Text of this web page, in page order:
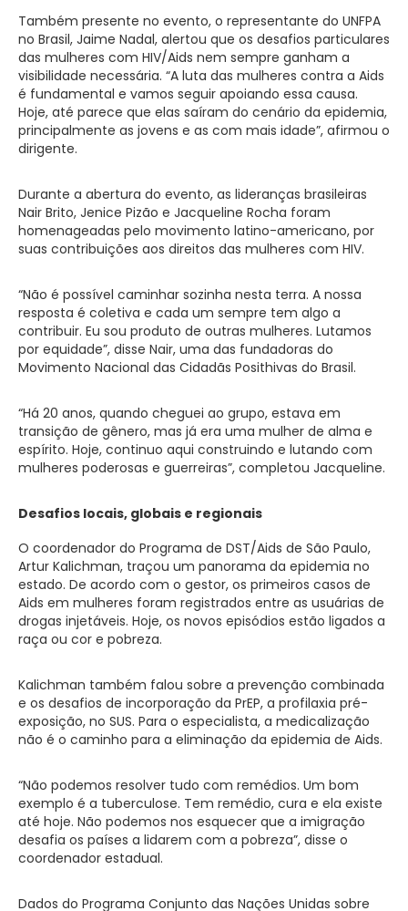
Também presente no evento, o representante do UNFPA
no Brasil, Jaime Nadal, alertou que os desafios particulares
das mulheres com HIV/Aids nem sempre ganham a
visibilidade necessária. “A luta das mulheres contra a Aids
é fundamental e vamos seguir apoiando essa causa.
Hoje, até parece que elas saíram do cenário da epidemia,
principalmente as jovens e as com mais idade”, afirmou o
dirigente.
Durante a abertura do evento, as lideranças brasileiras
Nair Brito, Jenice Pizão e Jacqueline Rocha foram
homenageadas pelo movimento latino-americano, por
suas contribuições aos direitos das mulheres com HIV.
“Não é possível caminhar sozinha nesta terra. A nossa
resposta é coletiva e cada um sempre tem algo a
contribuir. Eu sou produto de outras mulheres. Lutamos
por equidade”, disse Nair, uma das fundadoras do
Movimento Nacional das Cidadãs Posithivas do Brasil.
“Há 20 anos, quando cheguei ao grupo, estava em
transição de gênero, mas já era uma mulher de alma e
espírito. Hoje, continuo aqui construindo e lutando com
mulheres poderosas e guerreiras”, completou Jacqueline.
Desafios locais, globais e regionais
O coordenador do Programa de DST/Aids de São Paulo,
Artur Kalichman, traçou um panorama da epidemia no
estado. De acordo com o gestor, os primeiros casos de
Aids em mulheres foram registrados entre as usuárias de
drogas injetáveis. Hoje, os novos episódios estão ligados a
raça ou cor e pobreza.
Kalichman também falou sobre a prevenção combinada
e os desafios de incorporação da PrEP, a profilaxia pré-
exposição, no SUS. Para o especialista, a medicalização
não é o caminho para a eliminação da epidemia de Aids.
“Não podemos resolver tudo com remédios. Um bom
exemplo é a tuberculose. Tem remédio, cura e ela existe
até hoje. Não podemos nos esquecer que a imigração
desafia os países a lidarem com a pobreza”, disse o
coordenador estadual.
Dados do Programa Conjunto das Nações Unidas sobre